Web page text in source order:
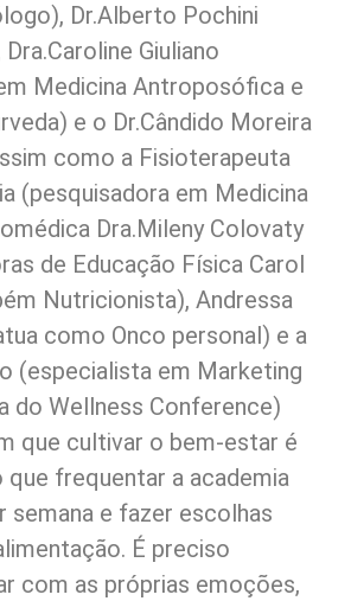
Dr.Alberto Pochini
Giuliano
Medicina Antroposófica e
e o Dr.Cândido Moreira
como a Fisioterapeuta
(pesquisadora em Medicina
Dra.Mileny Colovaty
de Educação Física Carol
Nutricionista), Andressa
como Onco personal) e a
(especialista em Marketing
do Wellness Conference)
que cultivar o bem-estar é
que frequentar a academia
semana e fazer escolhas
É preciso
com as próprias emoções,